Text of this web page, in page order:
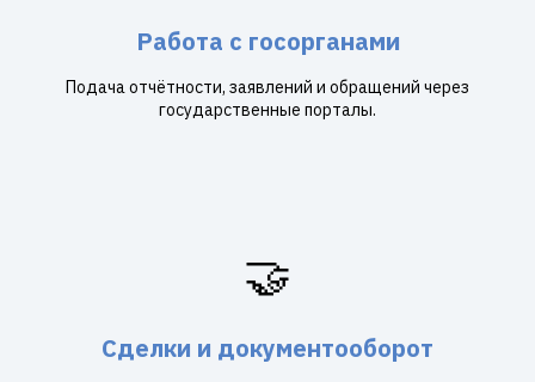
Работа с госорганами
Подача отчётности, заявлений и обращений через
государственные порталы.
🤝
Сделки и документооборот